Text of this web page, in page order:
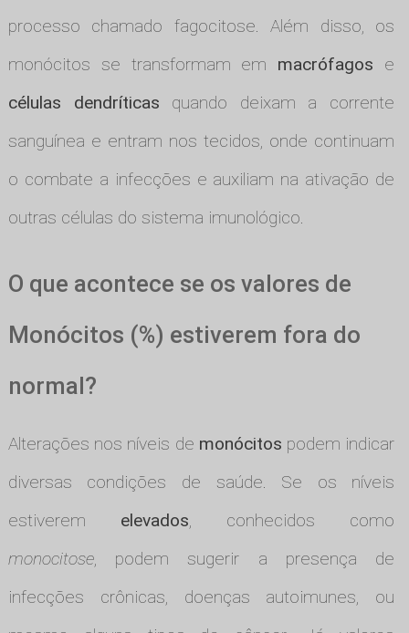
processo chamado fagocitose. Além disso, os
monócitos se transformam em macrófagos e
células dendríticas quando deixam a corrente
sanguínea e entram nos tecidos, onde continuam
o combate a infecções e auxiliam na ativação de
outras células do sistema imunológico.
O que acontece se os valores de
Monócitos (%) estiverem fora do
normal?
Alterações nos níveis de monócitos podem indicar
diversas condições de saúde. Se os níveis
estiverem elevados, conhecidos como
monocitose, podem sugerir a presença de
infecções crônicas, doenças autoimunes, ou